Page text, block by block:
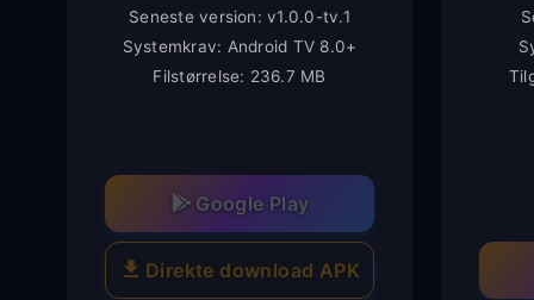
Seneste version: v1.0.0-tv.1
Systemkrav: Android TV 8.0+
Filstørrelse: 236.7 MB
Google Play
Direkte download APK